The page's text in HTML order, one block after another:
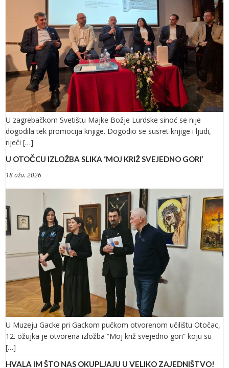
U zagrebačkom Svetištu Majke Božje Lurdske sinoć se nije
dogodila tek promocija knjige. Dogodio se susret knjige i ljudi,
riječi […]
U OTOČCU IZLOŽBA SLIKA ‘MOJ KRIŽ SVEJEDNO GORI’
18 ožu. 2026
U Muzeju Gacke pri Gackom pučkom otvorenom učilištu Otočac,
12. ožujka je otvorena izložba “Moj križ svejedno gori” koju su
[…]
HVALA IM ŠTO NAS OKUPLJAJU U VELIKO ZAJEDNIŠTVO!